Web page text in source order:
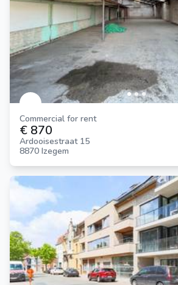
Commercial for rent
€ 870
Ardooisestraat 15
8870 Izegem